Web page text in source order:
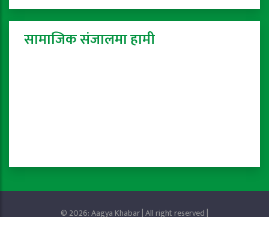
सामाजिक संजालमा हामी
© 2026: Aagya Khabar | All right reserved |